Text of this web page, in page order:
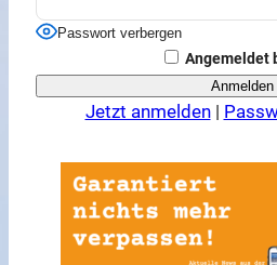
Passwort verbergen
Angemeldet
Jetzt anmelden|